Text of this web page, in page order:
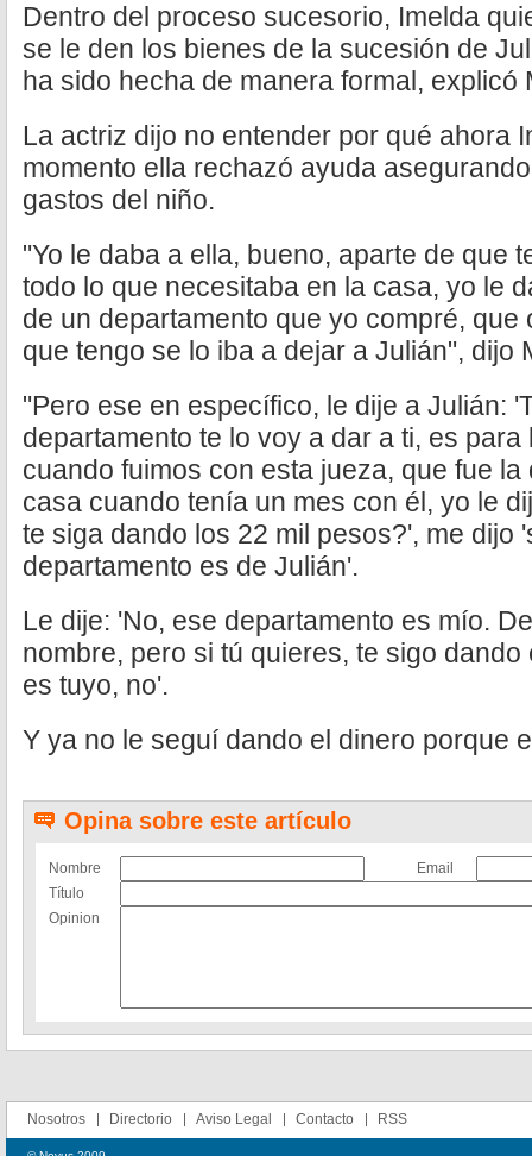
Dentro del proceso sucesorio, Imelda
se le den los bienes de la sucesión de
ha sido hecha de manera formal, explicó
La actriz dijo no entender por qué ahora
momento ella rechazó ayuda
gastos del niño.
"Yo le daba a ella, bueno, aparte de que
todo lo que necesitaba en la casa, yo le
de un departamento que yo compré, que
que tengo se lo iba a dejar a Julián", dijo
"Pero ese en específico, le dije a Julián:
departamento te lo voy a dar a ti, es
cuando fuimos con esta jueza, que fue
casa cuando tenía un mes con él, yo le
te siga dando los 22 mil pesos?', me dijo
departamento es de Julián'.
Le dije: 'No, ese departamento es mío.
nombre, pero si tú quieres, te sigo dando
es tuyo, no'.
Y ya no le seguí dando el dinero porque
Opina sobre este artículo
Nombre
Email
Título
Opinion
Nosotros Directorio Aviso Legal Contacto RSS